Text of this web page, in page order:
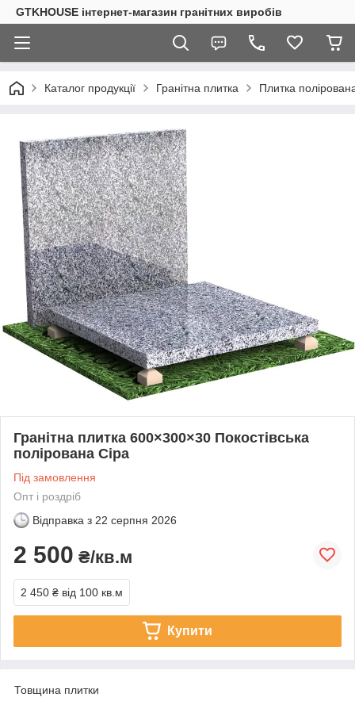
GTKHOUSE інтернет-магазин гранітних виробів
Каталог продукції Гранітна плитка Плитка
Гранітна плитка 600×300×30 Покостівська
полірована Сіра
Під замовлення
Опт і роздріб
Відправка з 22 серпня 2026
2 500 ₴/кв.м
2 450 ₴ від 100 кв.м
Купити
Товщина плитки